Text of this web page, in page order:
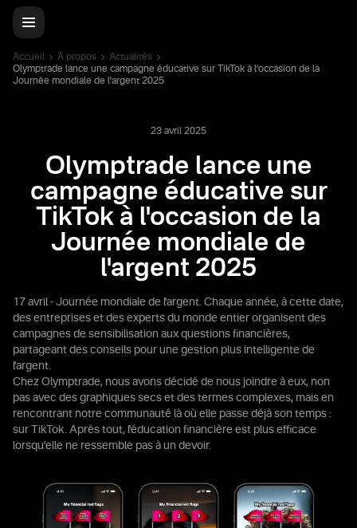
Accueil À propos
Actualités
Olymptrade lance une campagne éducative sur TikTok à l'occasion de la
Journée mondiale de l'argent 2025
23 avril 2025
Olymptrade lance une
campagne éducative sur
TikTok à l'occasion de la
Journée mondiale de
l'argent 2025
17 avril - Journée mondiale de l'argent. Chaque année, à cette date,
des entreprises et des experts du monde entier organisent des
campagnes de sensibilisation aux questions financières,
partageant des conseils pour une gestion plus intelligente de
l'argent.
Chez Olymptrade, nous avons décidé de nous joindre à eux, non
pas avec des graphiques secs et des termes complexes, mais en
rencontrant notre communauté là où elle passe déjà son temps :
sur TikTok. Après tout, l'éducation financière est plus efficace
lorsqu'elle ne ressemble pas à un devoir.